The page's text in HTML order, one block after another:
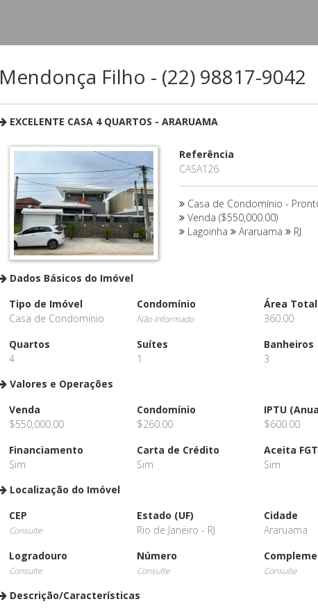
Mendonça Filho - (22) 98817-9042
EXCELENTE CASA 4 QUARTOS - ARARUAMA
Referência
CASA126
Casa de Condomínio -
Venda ($550,000.00)
Lagoinha
Araruama RJ
Dados Básicos do Imóvel
Tipo de Imóvel
Casa de Condomínio
Condomínio
Não Informado
Área
360.00
Quartos
4
Suítes
1
Banheiros
3
Valores e Operações
Venda
$550,000.00
Condomínio
$260.00
IPTU
$600.00
Financiamento
Sim
Carta de Crédito
Sim
Aceita
Sim
Localização do Imóvel
CEP
Consulte
Estado (UF)
Rio de Janeiro - RJ
Cidade
Araruama
Logradouro
Consulte
Número
Consulte Consulte
Descrição/Características